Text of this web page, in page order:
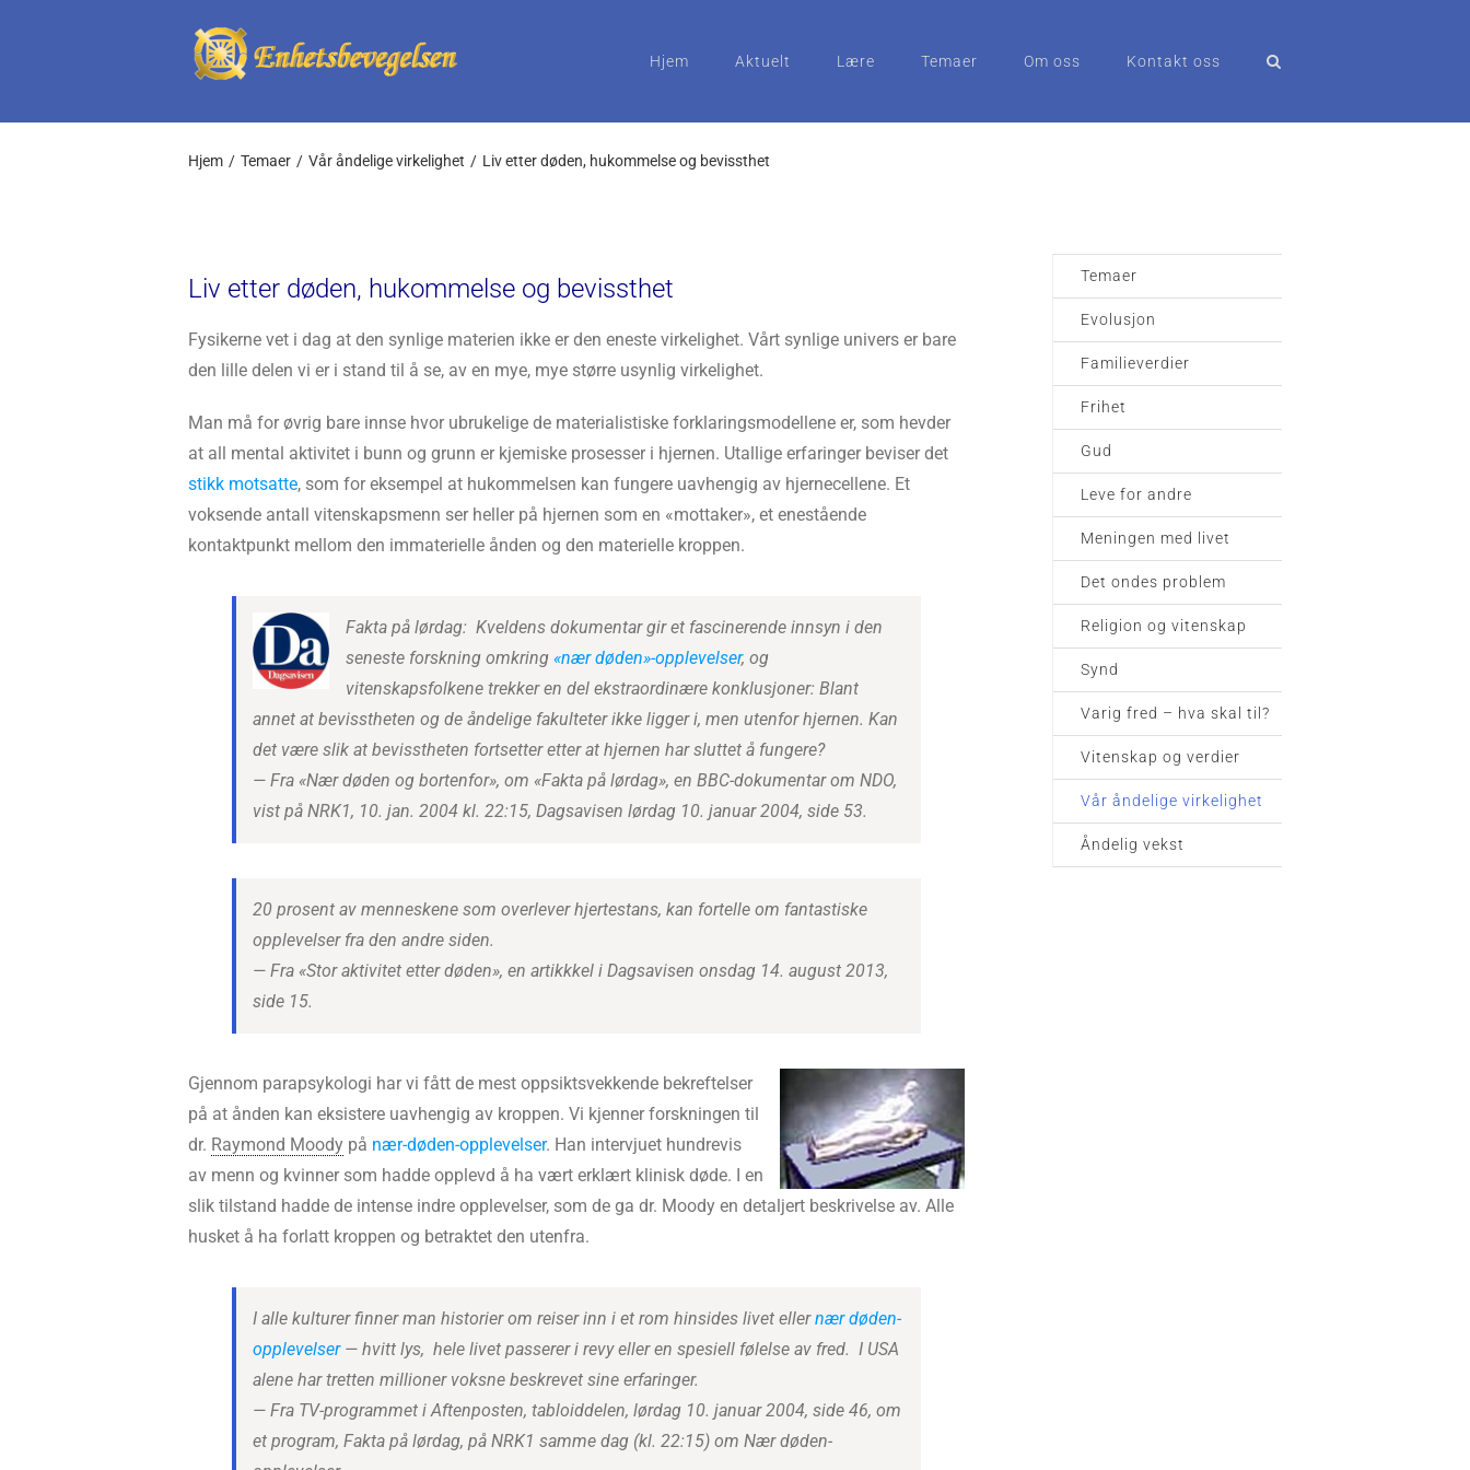
Hjem Aktuelt Lære Temaer Om oss Kontakt oss
Hjem Temaer Vår åndelige virkelighet Liv etter døden, hukommelse og bevissthet
Liv etter døden, hukommelse og bevissthet
Fysikerne vet i dag at den synlige materien ikke er den eneste virkelighet. Vårt synlige univers er bare
den lille delen vi er i stand til å se, av en mye, mye større usynlig virkelighet.
Man må for øvrig bare innse hvor ubrukelige de materialistiske forklaringsmodellene er, som hevder
at all mental aktivitet i bunn og grunn er kjemiske prosesser i hjernen. Utallige erfaringer beviser det
stikk motsatte, som for eksempel at hukommelsen kan fungere uavhengig av hjernecellene. Et
voksende antall vitenskapsmenn ser heller på hjernen som en «mottaker», et enestående
kontaktpunkt mellom den immaterielle ånden og den materielle kroppen.
Fakta på lørdag: Kveldens dokumentar gir et fascinerende innsyn i den
seneste forskning omkring «nær døden»-opplevelser, og
vitenskapsfolkene trekker en del ekstraordinære konklusjoner: Blant
annet at bevisstheten og de åndelige fakulteter ikke ligger i, men utenfor hjernen. Kan
det være slik at bevisstheten fortsetter etter at hjernen har sluttet å fungere?
— Fra «Nær døden og bortenfor», om «Fakta på lørdag», en BBC-dokumentar om NDO,
vist på NRK1, 10. jan. 2004 kl. 22:15, Dagsavisen lørdag 10. januar 2004, side 53.
20 prosent av menneskene som overlever hjertestans, kan fortelle om fantastiske
opplevelser fra den andre siden.
— Fra «Stor aktivitet etter døden», en artikkkel i Dagsavisen onsdag 14. august 2013,
side 15.
Gjennom parapsykologi har vi fått de mest oppsiktsvekkende bekreftelser
på at ånden kan eksistere uavhengig av kroppen. Vi kjenner forskningen til
dr. Raymond Moody på nær-døden-opplevelser. Han intervjuet hundrevis
av menn og kvinner som hadde opplevd å ha vært erklært klinisk døde. I en
slik tilstand hadde de intense indre opplevelser, som de ga dr. Moody en detaljert beskrivelse av. Alle
husket å ha forlatt kroppen og betraktet den utenfra.
I alle kulturer finner man historier om reiser inn i et rom hinsides livet ellernær døden-
opplevelser— hvitt lys, hele livet passerer i revy eller en spesiell følelse av fred. I USA
alene har tretten millioner voksne beskrevet sine erfaringer.
— Fra TV-programmet i Aftenposten, tabloiddelen, lørdag 10. januar 2004, side 46, om
et program, Fakta på lørdag, på NRK1 samme dag (kl. 22:15) om Nær døden-
Temaer
Evolusjon
Familieverdier
Frihet
Gud
Leve for andre
Meningen med livet
Det ondes problem
Religion og vitenskap
Synd
Varig fred – hva skal til?
Vitenskap og verdier
Vår åndelige virkelighet
Åndelig vekst